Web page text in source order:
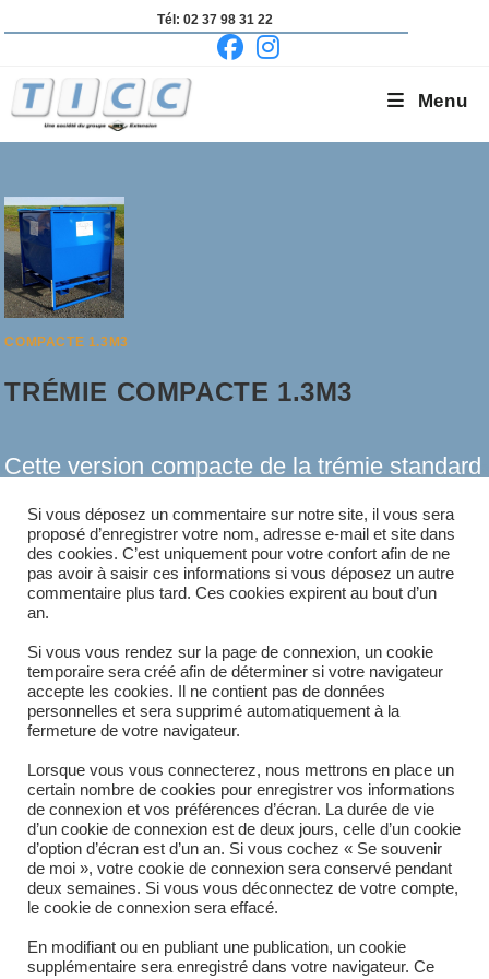
to
Tél: 02 37 98 31 22
Menu
COMPACTE 1.3M3
TRÉMIE COMPACTE 1.3M3
Cette version compacte de la trémie standard
(1150*1150*1470) lui permettra de s'adapter
aux configurations les plus exiguës. D'autres
dimensions peuvent être réalisées. Existe en
COMMENTAIRES FERMÉSSUR
TRÉMIE
COMPACTE
1.3M3
Si vous déposez un commentaire sur notre site, il vous sera
proposé d’enregistrer votre nom, adresse e-mail et site dans
des cookies. C’est uniquement pour votre confort afin de ne
pas avoir à saisir ces informations si vous déposez un autre
commentaire plus tard. Ces cookies expirent au bout d’un
an.
Si vous vous rendez sur la page de connexion, un cookie
temporaire sera créé afin de déterminer si votre navigateur
accepte les cookies. Il ne contient pas de données
personnelles et sera supprimé automatiquement à la
fermeture de votre navigateur.
Lorsque vous vous connecterez, nous mettrons en place un
certain nombre de cookies pour enregistrer vos informations
de connexion et vos préférences d’écran. La durée de vie
d’un cookie de connexion est de deux jours, celle d’un cookie
d’option d’écran est d’un an. Si vous cochez « Se souvenir
de moi », votre cookie de connexion sera conservé pendant
deux semaines. Si vous vous déconnectez de votre compte,
le cookie de connexion sera effacé.
En modifiant ou en publiant une publication, un cookie
supplémentaire sera enregistré dans votre navigateur. Ce